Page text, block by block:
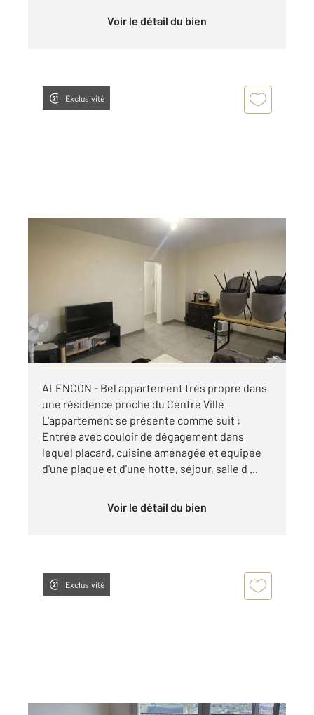
Voir le détail du bien
Exclusivité
ALENCON 61
Appartement F3 à louer
616 €
par mois charges comprises
Visiter le site dédié
ALENCON - Bel appartement très propre dans
une résidence proche du Centre Ville.
L'appartement se présente comme suit :
Entrée avec couloir de dégagement dans
lequel placard, cuisine aménagée et équipée
d'une plaque et d'une hotte, séjour, salle d ...
Voir le détail du bien
Exclusivité